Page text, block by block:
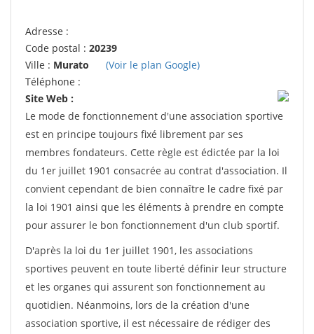
Adresse :
Code postal : 20239
Ville : Murato
(Voir le plan Google)
Téléphone :
Site Web :
Le mode de fonctionnement d'une association sportive
est en principe toujours fixé librement par ses
membres fondateurs. Cette règle est édictée par la loi
du 1er juillet 1901 consacrée au contrat d'association. Il
convient cependant de bien connaître le cadre fixé par
la loi 1901 ainsi que les éléments à prendre en compte
pour assurer le bon fonctionnement d'un club sportif.
D'après la loi du 1er juillet 1901, les associations
sportives peuvent en toute liberté définir leur structure
et les organes qui assurent son fonctionnement au
quotidien. Néanmoins, lors de la création d'une
association sportive, il est nécessaire de rédiger des